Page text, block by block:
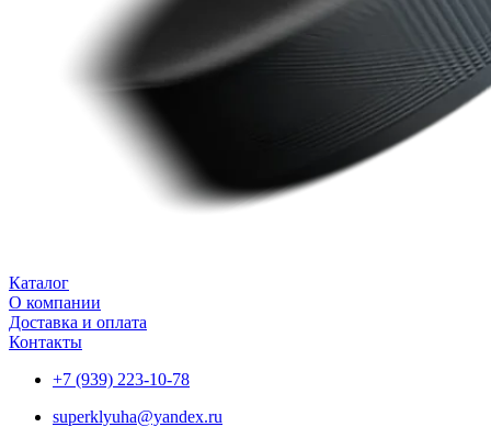
Каталог
О компании
Доставка и оплата
Контакты
+7 (939) 223-10-78
superklyuha@yandex.ru